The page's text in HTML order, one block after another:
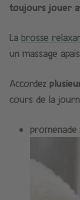
toujours jouer
La brosse
un massage
Accordez
cours de la
promenade